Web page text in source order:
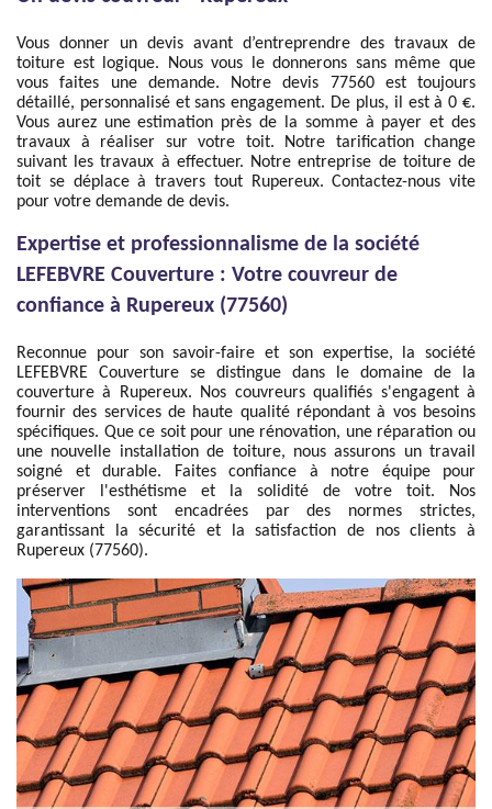
Vous donner un devis avant d’entreprendre des travaux de
toiture est logique. Nous vous le donnerons sans même que
vous faites une demande. Notre devis 77560 est toujours
détaillé, personnalisé et sans engagement. De plus, il est à 0 €.
Vous aurez une estimation près de la somme à payer et des
travaux à réaliser sur votre toit. Notre tarification change
suivant les travaux à effectuer. Notre entreprise de toiture de
toit se déplace à travers tout Rupereux. Contactez-nous vite
pour votre demande de devis.
Expertise et professionnalisme de la société
LEFEBVRE Couverture : Votre couvreur de
confiance à Rupereux (77560)
Reconnue pour son savoir-faire et son expertise, la société
LEFEBVRE Couverture se distingue dans le domaine de la
couverture à Rupereux. Nos couvreurs qualifiés s'engagent à
fournir des services de haute qualité répondant à vos besoins
spécifiques. Que ce soit pour une rénovation, une réparation ou
une nouvelle installation de toiture, nous assurons un travail
soigné et durable. Faites confiance à notre équipe pour
préserver l'esthétisme et la solidité de votre toit. Nos
interventions sont encadrées par des normes strictes,
garantissant la sécurité et la satisfaction de nos clients à
Rupereux (77560).